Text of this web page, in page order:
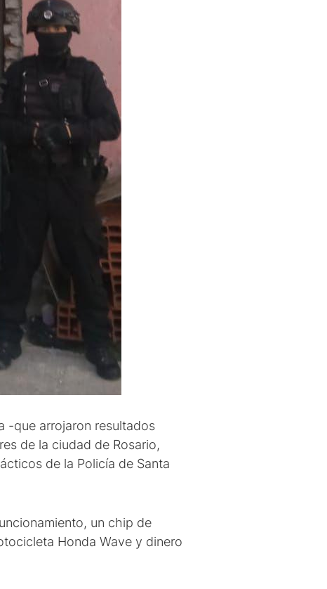
-que arrojaron resultados
de la ciudad de Rosario,
de la Policía de Santa
un chip de
Honda Wave y dinero